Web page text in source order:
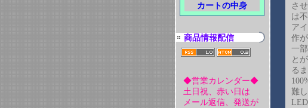
カートの中身
商品情報配信
◆営業カレンダー◆
土日祝、赤い日は
メール返信、発送が
さ
は
ア
作
一
と
る
難